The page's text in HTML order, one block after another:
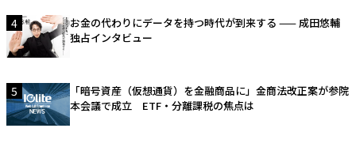
4
お金の代わりにデータを持つ時代が到来する —— 成田悠輔
独占インタビュー
5
「暗号資産（仮想通貨）を金融商品に」金商法改正案が参院
本会議で成立 ETF・分離課税の焦点は